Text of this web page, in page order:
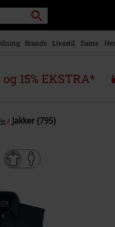
Søg
Brands Livsstil Dame
15% EKSTRA*
Jakker (795)